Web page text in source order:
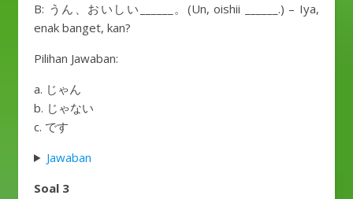
B: うん、おいしい______。(Un, oishii ______.) – Iya,
enak banget, kan?
Pilihan Jawaban:
a. じゃん
b. じゃない
c. です
Jawaban
Soal 3